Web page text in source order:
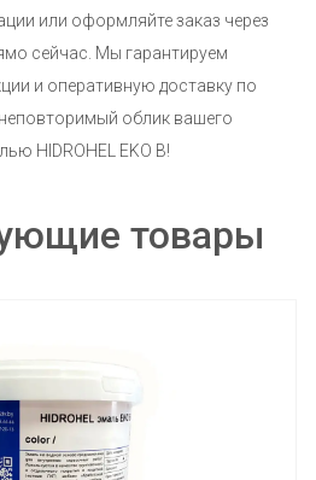
или оформляйте заказ через
сейчас. Мы гарантируем
и оперативную доставку по
облик вашего
HIDROHEL EKO B!
товары